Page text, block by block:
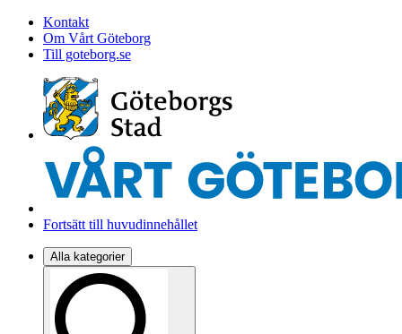
Kontakt
Om Vårt Göteborg
Till goteborg.se
Fortsätt till huvudinnehållet
Alla kategorier